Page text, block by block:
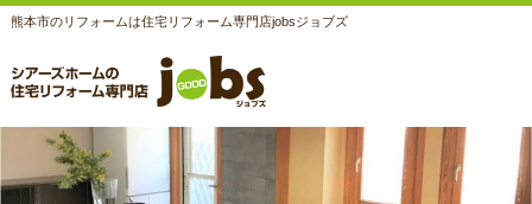
熊本市のリフォームは住宅リフォーム専門店jobsジョブズ